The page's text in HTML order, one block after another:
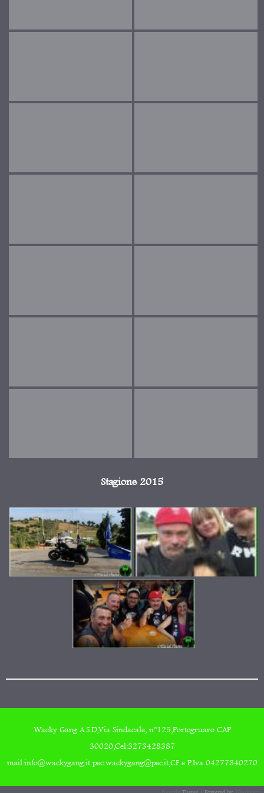
Stagione 2015
Wacky Gang A.S.D,Via Sindacale, n°125,Portogruaro CAP
30020,Cel:3273428387
mail:info@wackygang.it pec:wackygang@pec.it,CF e P.Iva 04277840270